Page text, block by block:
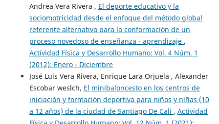
Andrea Vera Rivera , El deporte educativo y la
sociomotricidad desde el enfoque del método global
referente alternativo para la conformación de un
proceso novedoso de enseñanza - aprendizaje ,
Actividad Física y Desarrollo Humano: Vol. 4 Núm. 1
(2012): Enero - Diciembre
José Luis Vera Rivera, Enrique Lara Orjuela , Alexander
Escobar weslch, El minibaloncesto en los centros de
iniciación y formación deportiva para niños y niñas (10
a 12 años) de la ciudad de Santiago De Cali , Actividad